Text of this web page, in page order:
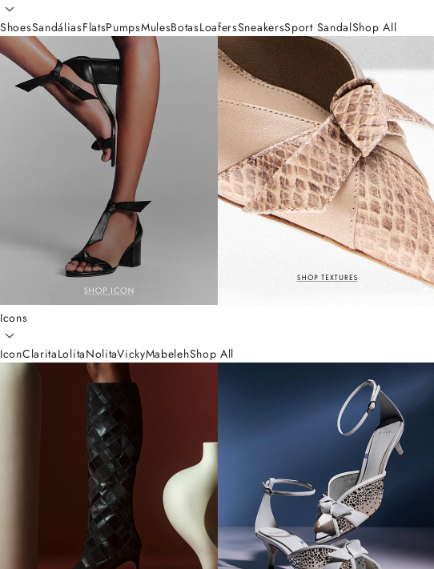
ShoesSandáliasFlatsPumpsMulesBotasLoafersSneakersSport SandalShop All
Icons
IconClaritaLolitaNolitaVickyMabelehShop All